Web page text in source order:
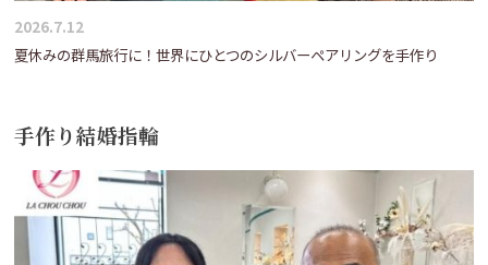
2026.7.12
夏休みの群馬旅行に！世界にひとつのシルバーペアリングを手作り
手作り結婚指輪